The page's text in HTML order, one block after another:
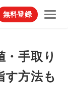
無料登録
手取り
す方法も